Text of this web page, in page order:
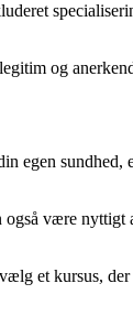
og
egen sundhed,
være nyttigt
et kursus, der